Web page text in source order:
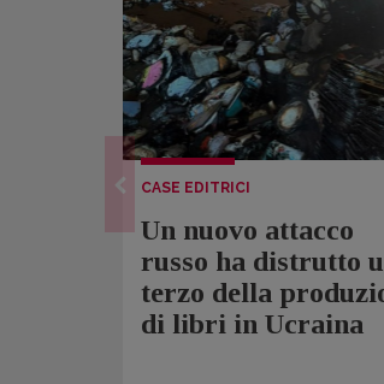
CASE EDITRICI
Un nuovo attacco
russo ha distrutto
terzo della
di libri in Ucraina